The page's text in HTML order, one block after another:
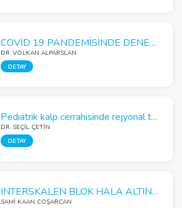
COVİD 19 PANDEMİSİNDE DENEYİMLERİM
DR. VOLKAN ALPARSLAN
DETAY
Pediatrik kalp cerrahisinde rejyonal teknikler
DR. SEÇIL ÇETIN
DETAY
INTERSKALEN BLOK HALA ALTIN STANDART MI ?
SAMİ KAAN COŞARCAN